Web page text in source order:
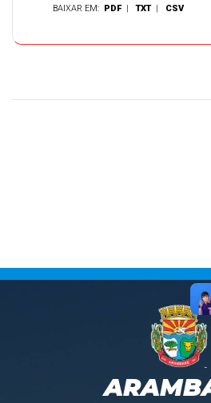
BAIXAR EM: PDF |TXT | CSV